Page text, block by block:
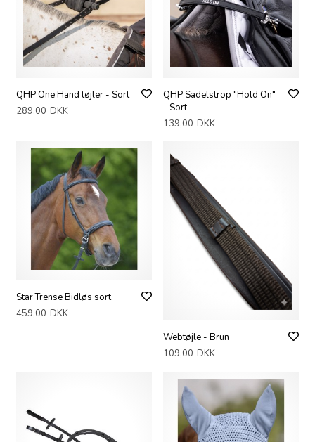
QHP One Hand tøjler - Sort
289,00 DKK
QHP Sadelstrop "Hold On"
- Sort
139,00 DKK
Star Trense Bidløs sort
459,00 DKK
Webtøjle - Brun
109,00 DKK